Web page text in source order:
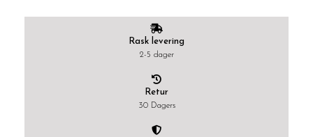
Rask levering
2-5 dager
Retur
30 Dagers